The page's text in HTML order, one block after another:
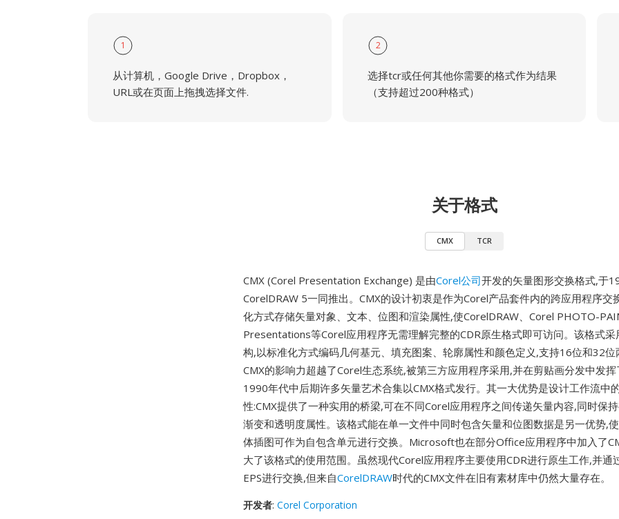
1
从计算机，Google Drive，Dropbox，
URL或在页面上拖拽选择文件.
2
选择tcr或任何其他你需要的格式作为结果
（支持超过200种格式）
关于格式
CMX TCR
CMX (Corel Presentation Exchange) 是由Corel公司开发的矢量图形交换格式,于
CorelDRAW 5一同推出。CMX的设计初衷是作为Corel产品套件内的跨应用程序交
化方式存储矢量对象、文本、位图和渲染属性,使CorelDRAW、Corel PHOTO-
Presentations等Corel应用程序无需理解完整的CDR原生格式即可访问。该格式采
构,以标准化方式编码几何基元、填充图案、轮廓属性和颜色定义,支持16位和32位
CMX的影响力超越了Corel生态系统,被第三方应用程序采用,并在剪贴画分发中发
1990年代中后期许多矢量艺术合集以CMX格式发行。其一大优势是设计工作流中
性:CMX提供了一种实用的桥梁,可在不同Corel应用程序之间传递矢量内容,同时保
渐变和透明度属性。该格式能在单一文件中同时包含矢量和位图数据是另一优势,
体插图可作为自包含单元进行交换。Microsoft也在部分Office应用程序中加入了
大了该格式的使用范围。虽然现代Corel应用程序主要使用CDR进行原生工作,并通
EPS进行交换,但来自CorelDRAW时代的CMX文件在旧有素材库中仍然大量存在。
开发者: Corel Corporation